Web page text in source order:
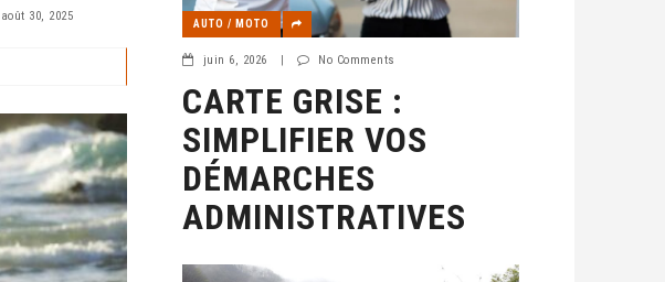
août 30, 2025
AUTO / MOTO
juin 6, 2026 No Comments
CARTE GRISE :
SIMPLIFIER VOS
DÉMARCHES
ADMINISTRATIVES